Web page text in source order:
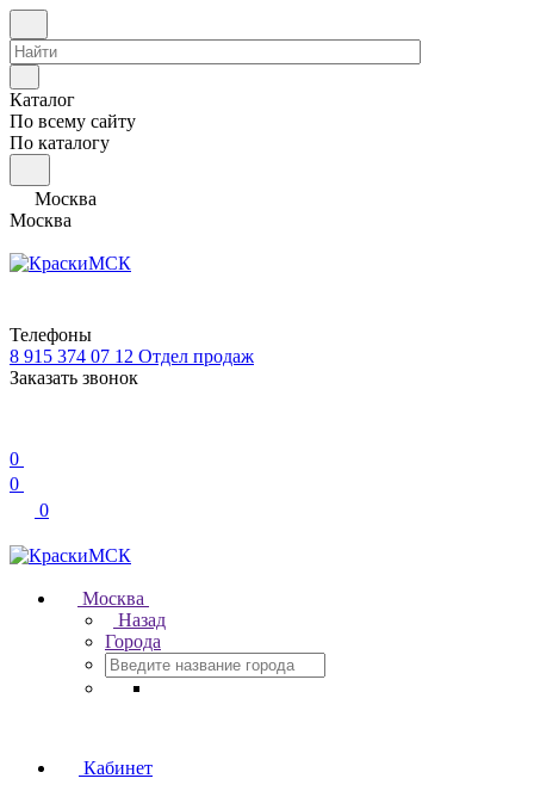
Каталог
По всему сайту
По каталогу
Москва
Москва
Телефоны
8 915 374 07 12 Отдел продаж
Заказать звонок
0
0
0
Москва
Назад
Города
Кабинет